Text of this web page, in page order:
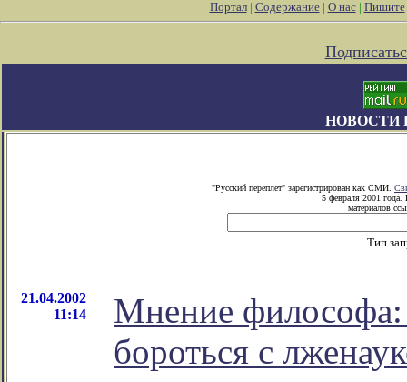
Портал| Содержание| О нас| Пишите
НОВОСТИ
"Русский переплет" зарегистрирован как СМИ.
5 февраля 2001 года.
материалов
Тип
21.04.2002
11:14
Мнение философа:
бороться с